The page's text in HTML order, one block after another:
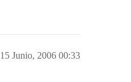
15 Junio, 2006 00:33